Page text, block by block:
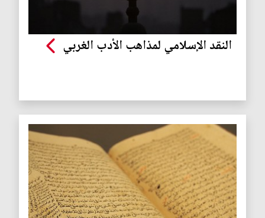
النقد الإسلامي لمذاهب الأدب الغربي